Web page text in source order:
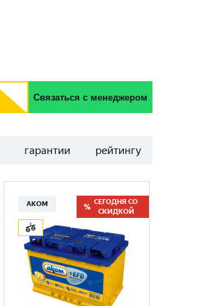
Связаться с менеджером
гарантии рейтингу
АКОМ
СЕГОДНЯ СО
СКИДКОЙ